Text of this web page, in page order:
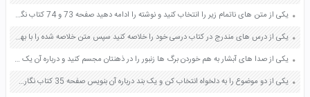
یکی از متن های ناتمام زیر را انتخاب کنید و نوشته را ادامه دهید صفحه 73 و 74 کتاب نگارش فارسی پنجم دبستان
یکی از درس های مندرج در کتاب درسی خود را خلاصه کنید سپس متن خلاصه شده را با بهره گیری از روش های دسته بندی نمودار جدول نقشه مفهومی نشان دهید صفحه 118 نگارش یازدهم
یکی از صدا های آبشار به هم خوردن برگ ها زنبور را در ذهنتان مجسم کنید و درباره آن یک بند بنویسید صفحه 11 نگارش پنجم
یکی از دو موضوع را به دلخواه انتخاب کن و یک بند درباره آن بنویس صفحه 35 کتاب نگارش فارسی سوم